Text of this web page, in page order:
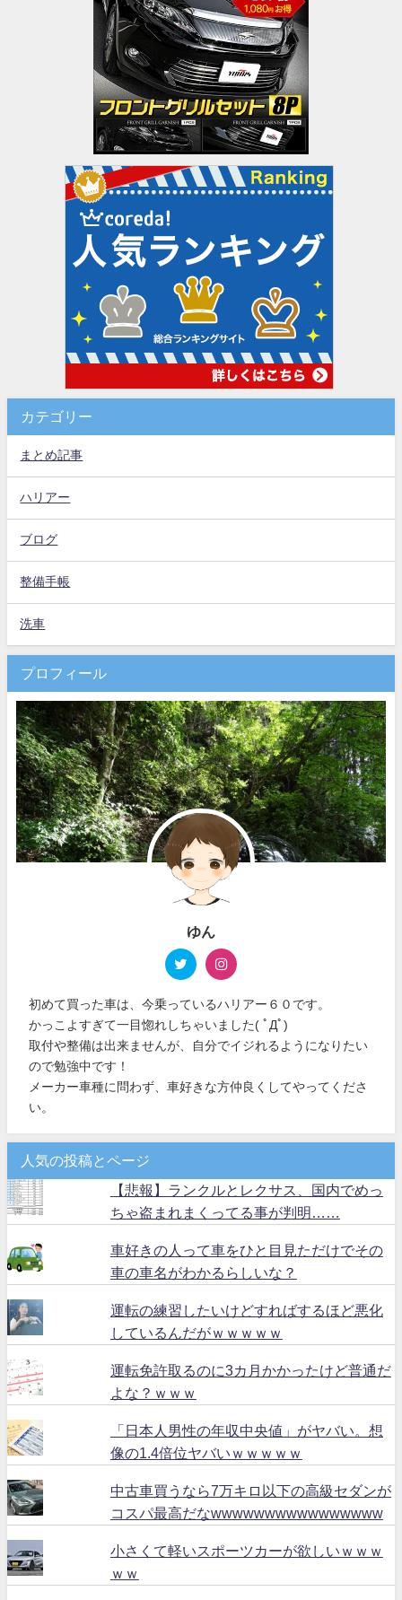
カテゴリー
まとめ記事
ハリアー
ブログ
整備手帳
洗車
プロフィール
ゆん
初めて買った車は、今乗っているハリアー６０です。
かっこよすぎて一目惚れしちゃいました( ﾟДﾟ)
取付や整備は出来ませんが、自分でイジれるようになりたい
ので勉強中です！
メーカー車種に問わず、車好きな方仲良くしてやってくださ
い。
人気の投稿とページ
【悲報】ランクルとレクサス、国内でめっ
ちゃ盗まれまくってる事が判明……
車好きの人って車をひと目見ただけでその
車の車名がわかるらしいな？
運転の練習したいけどすればするほど悪化
しているんだがｗｗｗｗｗ
運転免許取るのに3カ月かかったけど普通だ
よな？ｗｗｗ
「日本人男性の年収中央値」がヤバい。想
像の1.4倍位ヤバいｗｗｗｗｗ
中古車買うなら7万キロ以下の高級セダンが
コスパ最高だなwwwwwwwwwwwwwwww
小さくて軽いスポーツカーが欲しいｗｗｗ
ｗｗ